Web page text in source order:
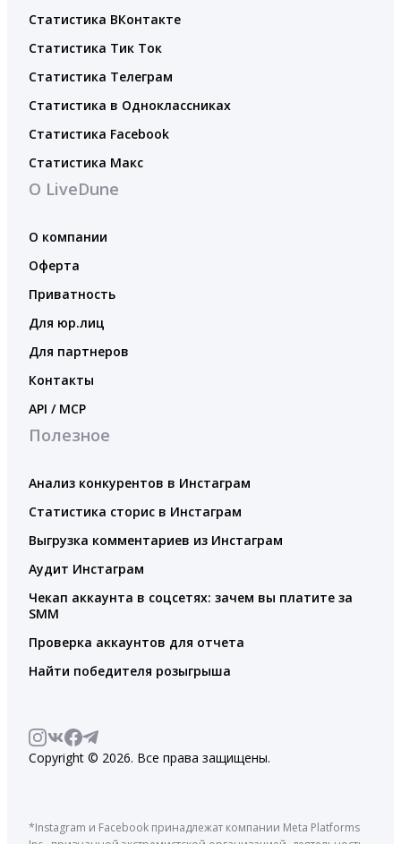
Статистика ВКонтакте
Статистика Тик Ток
Статистика Телеграм
Статистика в Одноклассниках
Статистика Facebook
Статистика Макс
О LiveDune
О компании
Оферта
Приватность
Для юр.лиц
Для партнеров
Контакты
API / MCP
Полезное
Анализ конкурентов в Инстаграм
Статистика сторис в Инстаграм
Выгрузка комментариев из Инстаграм
Аудит Инстаграм
Чекап аккаунта в соцсетях: зачем вы платите за
SMM
Проверка аккаунтов для отчета
Найти победителя розыгрыша
Copyright © 2026. Все права защищены.
*Instagram и Facebook принадлежат компании Meta Platforms